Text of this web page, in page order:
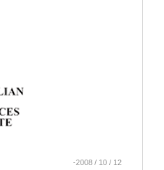
-2008 / 10 / 12